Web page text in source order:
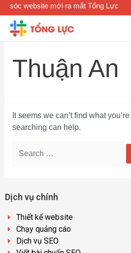
sóc website mới ra mắt Tổng Lực
Thuận An
It seems we can’t find what
searching can help.
Dịch vụ chính
Thiết kế website
Chạy quảng cáo
Dịch vụ SEO